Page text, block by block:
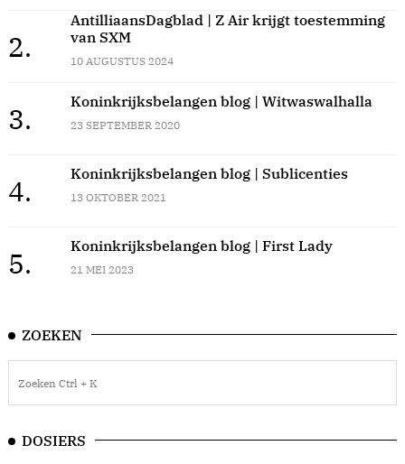
2.
AntilliaansDagblad | Z Air krijgt toestemming
van SXM
10 AUGUSTUS 2024
3.
Koninkrijksbelangen blog | Witwaswalhalla
23 SEPTEMBER 2020
4.
Koninkrijksbelangen blog | Sublicenties
13 OKTOBER 2021
5.
Koninkrijksbelangen blog | First Lady
21 MEI 2023
ZOEKEN
DOSIERS